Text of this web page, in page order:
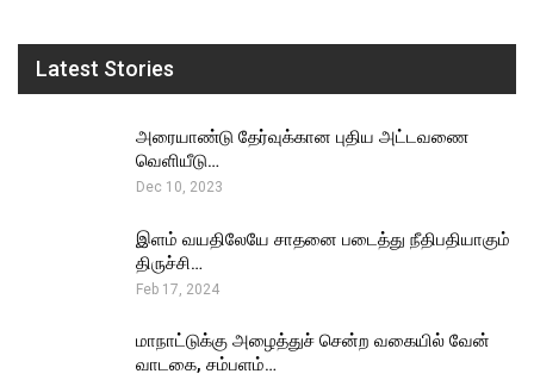
Latest Stories
அரையாண்டு தேர்வுக்கான புதிய அட்டவணை
வெளியீடு…
Dec 10, 2023
இளம் வயதிலேயே சாதனை படைத்து நீதிபதியாகும்
திருச்சி…
Feb 17, 2024
மாநாட்டுக்கு அழைத்துச் சென்ற வகையில் வேன்
வாடகை, சம்பளம்…